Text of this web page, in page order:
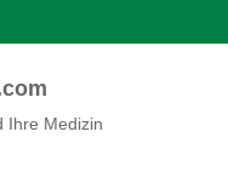
Ihre Medizin